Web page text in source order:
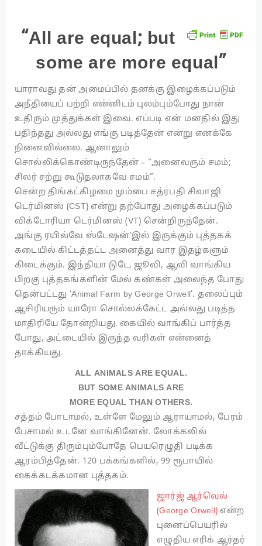
“All are equal; but
some are more equal”
யாராவது தன் அமைப்பில் தனக்கு இழைக்கப்படும்
அநீதியைப் பற்றி என்னிடம் புலம்பும்போது நான்
உதிரும் முத்துக்கள் இவை. எப்படி என் மனதில் இது
பதிந்தது அல்லது எங்கு படித்தேன் என்று எனக்கே
நினைவில்லை. ஆனாலும்
சொல்லிக்கொண்டிருந்தேன் – “அனைவரும் சமம்;
சிலர் சற்று கூடுதலாகவே சமம்”.
சென்ற திங்கட்கிழமை மும்பை சத்ரபதி சிவாஜி
டெர்மினஸ் (CST) என்று தற்போது அழைக்கப்படும்
விக்டோரியா டெர்மினஸ் (VT) சென்றிருந்தேன்.
அங்கு ரயில்வே ஸ்டேஷன்’இல் இருக்கும் புத்தகக்
கடையில் கிட்டத்தட்ட அனைத்து வார இதழ்களும்
கிடைக்கும். இந்தியா டுடே, ஜூவி, ஆவி வாங்கிய
பிறகு புத்தகங்களின் மேல் கண்கள் அலைந்த போது
தென்பட்டது ‘Animal Farm by George Orwell’. தலைப்பும்
ஆசிரியரும் யாரோ சொல்லக்கேட்ட அல்லது படித்த
மாதிரியே தோன்றியது. கையில் வாங்கிப் பார்த்த
போது, அட்டையில் இருந்த வரிகள் என்னைத்
தாக்கியது.
ALL ANIMALS ARE EQUAL.
BUT SOME ANIMALS ARE
MORE EQUAL THAN OTHERS.
சத்தம் போடாமல், உள்ளே மேலும் ஆராயாமல், பேரம்
பேசாமல் உடனே வாங்கினேன். லோக்கலில்
வீட்டுக்கு திரும்பும்போதே பெயரெழுதி படிக்க
ஆரம்பித்தேன். 120 பக்கங்களில், 99 ரூபாயில்
கைக்கடக்கமான புத்தகம்.
ஜார்ஜ் ஆர்வெல்
(George Orwell) என்ற
புனைப்பெயரில்
எழுதிய எரிக் ஆர்தர்